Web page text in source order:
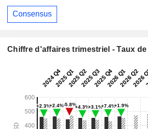
Consensus
Chiffre d'affaires trimestriel - Taux